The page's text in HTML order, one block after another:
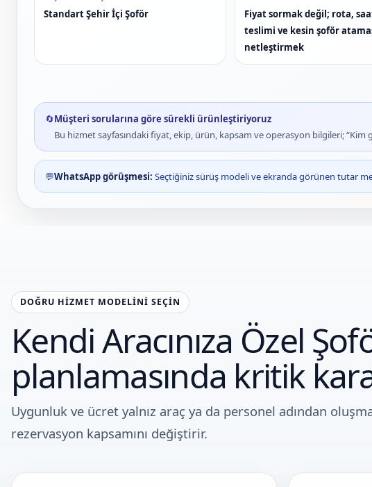
Standart Şehir İçi Şoför
Fiyat sormak değil; rota,
teslimi ve kesin şoför
netleştirmek
🔄Müşteri sorularına göre sürekli ürünleştiriyoruz
Bu hizmet sayfasındaki fiyat, ekip, ürün, kapsam ve operasyon bilgileri; “Kim
💬WhatsApp görüşmesi: Seçtiğiniz sürüş modeli ve ekranda görünen tutar
DOĞRU HIZMET MODELINI SEÇIN
Kendi Aracınıza Özel
planlamasında kritik
Uygunluk ve ücret yalnız araç ya da personel adından
rezervasyon kapsamını değiştirir.